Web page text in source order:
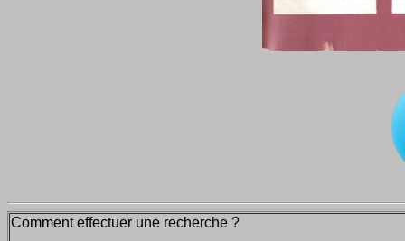
Comment effectuer une recherche ?